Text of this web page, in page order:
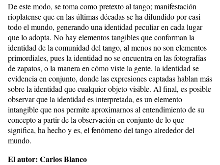
De este modo, se toma como pretexto al tango; manifestación
rioplatense que en las últimas décadas se ha difundido por casi
todo el mundo, generando una identidad peculiar en cada lugar
que lo adopta. No hay elementos tangibles que conforman la
identidad de la comunidad del tango, al menos no son elementos
primordiales, pues la identidad no se encuentra en las fotografías
de zapatos, o la manera en cómo viste la gente, la identidad se
evidencia en conjunto, donde las expresiones captadas hablan más
sobre la identidad que cualquier objeto visible. Al final, es posible
observar que la identidad es interpretada, es un elemento
intangible que nos permite aproximarnos al entendimiento de su
concepto a partir de la observación en conjunto de lo que
significa, ha hecho y es, el fenómeno del tango alrededor del
mundo.
El autor: Carlos Blanco